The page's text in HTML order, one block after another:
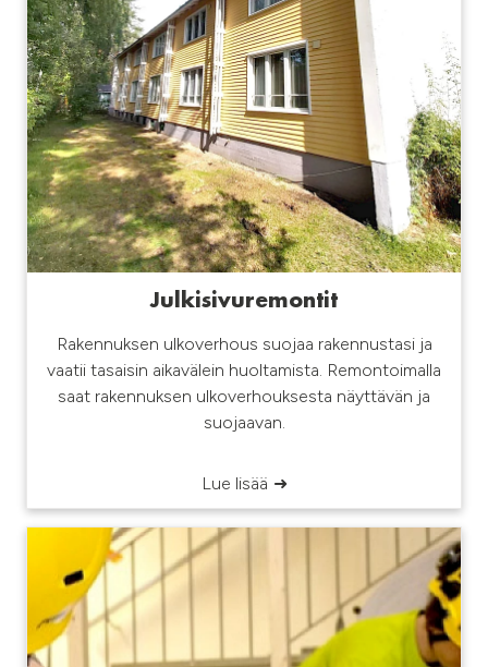
Julkisivuremontit
Rakennuksen ulkoverhous suojaa rakennustasi ja
vaatii tasaisin aikavälein huoltamista. Remontoimalla
saat rakennuksen ulkoverhouksesta näyttävän ja
suojaavan.
Lue lisää